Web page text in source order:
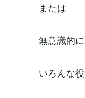
または
無意識的に
いろんな